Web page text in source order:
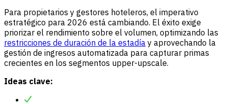
Para propietarios y gestores hoteleros, el imperativo
estratégico para 2026 está cambiando. El éxito exige
priorizar el rendimiento sobre el volumen, optimizando las
restricciones de duración de la estadía y aprovechando la
gestión de ingresos automatizada para capturar primas
crecientes en los segmentos upper-upscale.
Ideas clave: